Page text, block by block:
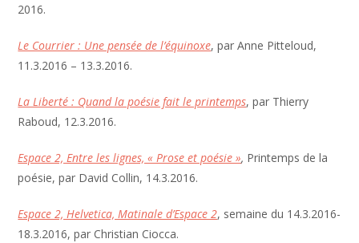
2016.
Le Courrier : Une pensée de l’équinoxe, par Anne Pitteloud,
11.3.2016 – 13.3.2016.
La Liberté : Quand la poésie fait le printemps, par Thierry
Raboud, 12.3.2016.
Espace 2, Entre les lignes, « Prose et poésie », Printemps de la
poésie, par David Collin, 14.3.2016.
Espace 2, Helvetica, Matinale d’Espace 2, semaine du 14.3.2016-
18.3.2016, par Christian Ciocca.